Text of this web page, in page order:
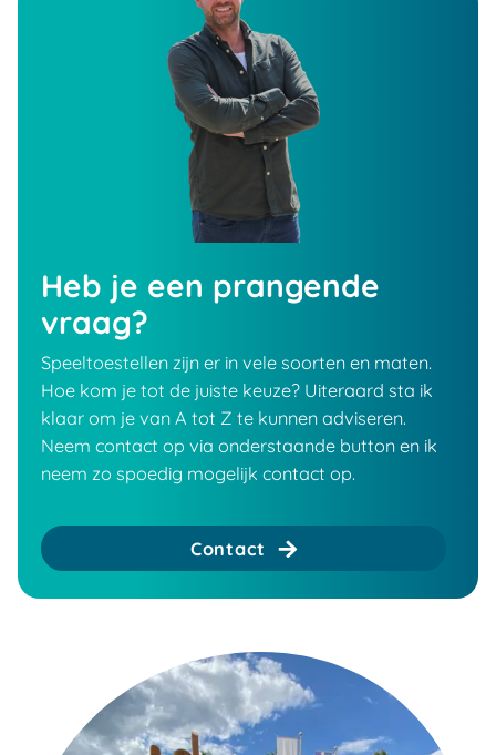
Heb je een prangende
vraag?
Speeltoestellen zijn er in vele soorten en maten.
Hoe kom je tot de juiste keuze? Uiteraard sta ik
klaar om je van A tot Z te kunnen adviseren.
Neem contact op via onderstaande button en ik
neem zo spoedig mogelijk contact op.
Contact